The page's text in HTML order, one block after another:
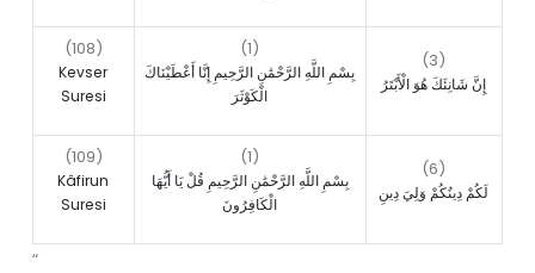
(108)
Kevser
Suresi
(1)
بِسْمِ اللَّهِ الرَّحْمَٰنِ الرَّحِيمِ إِنَّا أَعْطَيْنَاكَ
الْكَوْثَرَ
(3)
إِنَّ شَانِئَكَ هُوَ الْأَبْتَرُ
(109)
Kâfirun
Suresi
(1)
بِسْمِ اللَّهِ الرَّحْمَٰنِ الرَّحِيمِ قُلْ يَا أَيُّهَا
الْكَافِرُونَ
(6)
لَكُمْ دِينُكُمْ وَلِيَ دِينِ
“